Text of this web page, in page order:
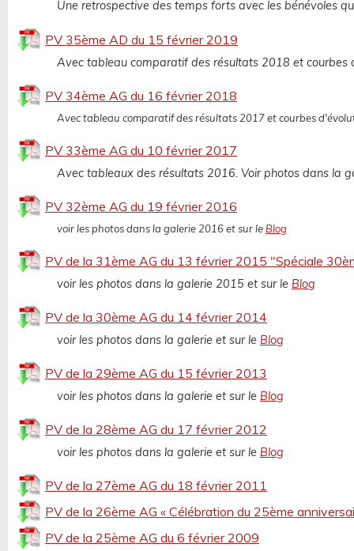
Une retrospective des temps forts avec les bénévoles
PV 35ème AD du 15 février 2019
Avec tableau comparatif des résultats 2018 et courbes
PV 34ème AG du 16 février 2018
Avec tableau comparatif des résultats 2017 et courbes
PV 33ème AG du 10 février 2017
Avec tableaux des résultats 2016. Voir photos dans la
PV 32ème AG du 19 février 2016
voir les photos dans la galerie 2016 et sur le Blog
PV de la 31ème AG du 13 février 2015 "Spéciale
voir les photos dans la galerie 2015 et sur le Blog
PV de la 30ème AG du 14 février 2014
voir les photos dans la galerie et sur le Blog
PV de la 29ème AG du 15 février 2013
voir les photos dans la galerie et sur le Blog
PV de la 28ème AG du 17 février 2012
voir les photos dans la galerie et sur le Blog
PV de la 27ème AG du 18 février 2011
PV de la 26ème AG « Célébration du 25ème
PV de la 25ème AG du 6 février 2009